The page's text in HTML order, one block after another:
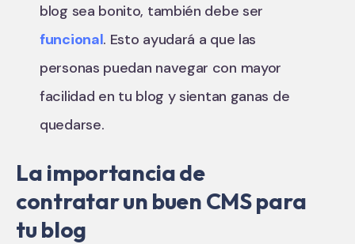
blog sea bonito, también debe ser
funcional. Esto ayudará a que las
personas puedan navegar con mayor
facilidad en tu blog y sientan ganas de
quedarse.
La importancia de
contratar un buen CMS para
tu blog